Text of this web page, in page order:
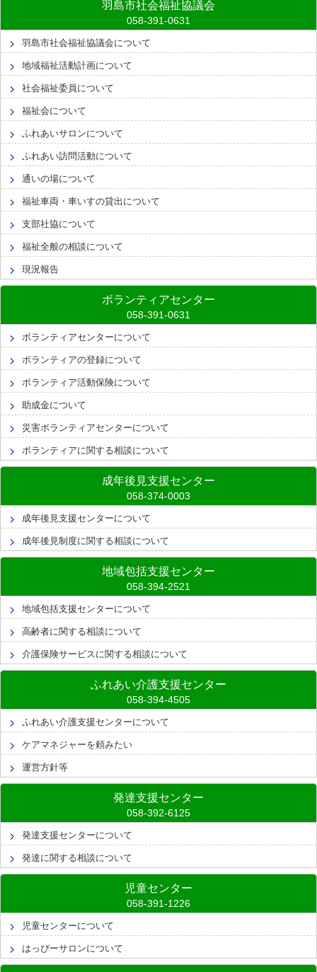
羽島市社会福祉協議会
羽島市社会福祉協議会について
地域福祉活動計画について
社会福祉委員について
福祉会について
ふれあいサロンについて
ふれあい訪問活動について
通いの場について
福祉車両・車いすの貸出について
支部社協について
福祉全般の相談について
現況報告
ボランティアセンター
ボランティアセンターについて
ボランティアの登録について
ボランティア活動保険について
助成金について
災害ボランティアセンターについて
ボランティアに関する相談について
成年後見支援センター
成年後見支援センターについて
成年後見制度に関する相談について
地域包括支援センター
地域包括支援センターについて
高齢者に関する相談について
介護保険サービスに関する相談について
ふれあい介護支援センター
ふれあい介護支援センターについて
ケアマネジャーを頼みたい
運営方針等
発達支援センター
発達支援センターについて
発達に関する相談について
児童センター
児童センターについて
はっぴーサロンについて